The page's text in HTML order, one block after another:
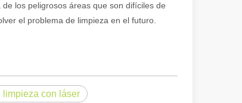
los peligrosos áreas que son difíciles de
el problema de limpieza en el futuro.
limpieza con láser